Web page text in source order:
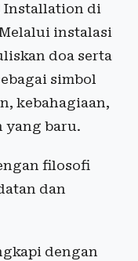
Installation di
instalasi
doa serta
simbol
kebahagiaan,
yang baru.
filosofi
dan
dengan